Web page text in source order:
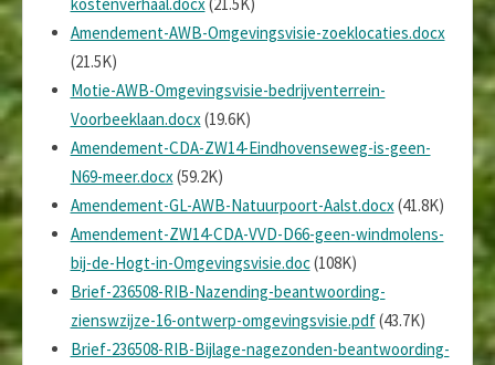
Amendement-AWB-Omgevingsvisie-zoeklocaties.docx
(21.5K)
Motie-AWB-Omgevingsvisie-bedrijventerrein-
Voorbeeklaan.docx (19.6K)
Amendement-CDA-ZW14-Eindhovenseweg-is-geen-
N69-meer.docx (59.2K)
Amendement-GL-AWB-Natuurpoort-Aalst.docx (41.8K)
Amendement-ZW14-CDA-VVD-D66-geen-windmolens-
bij-de-Hogt-in-Omgevingsvisie.doc(108K)
Brief-236508-RIB-Nazending-beantwoording-
zienswzijze-16-ontwerp-omgevingsvisie.pdf(43.7K)
Brief-236508-RIB-Bijlage-nagezonden-beantwoording-